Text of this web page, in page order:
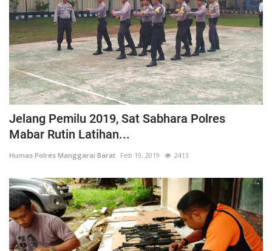
Jelang Pemilu 2019, Sat Sabhara Polres
Mabar Rutin Latihan...
Humas Polres Manggarai Barat Feb 19, 2019 2413